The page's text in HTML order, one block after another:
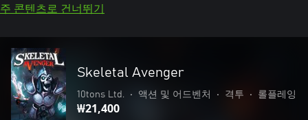
주 콘텐츠로 건너뛰기
Skeletal Avenger
10tons Ltd. • 액션 및 어드벤처 • 격투 • 롤플레잉
₩21,400